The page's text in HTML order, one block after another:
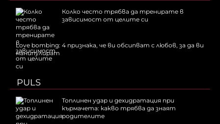
Колко често трябва да тренирате в
зависимост от целите си
Love bombing: 4 признака, че ви обсипват с любов, за да ви
манипулират
PULS
Топлинен удар и дехидратация при
кърмачета: какво трябва да знаят
родителите